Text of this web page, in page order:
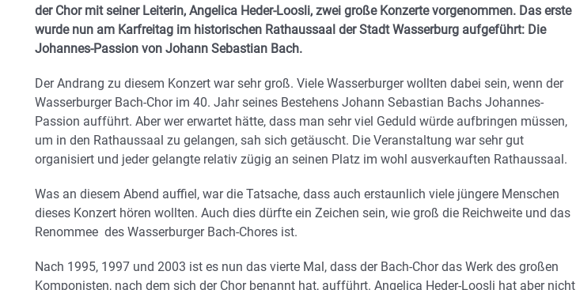
der Chor mit seiner Leiterin, Angelica Heder-Loosli, zwei große Konzerte vorgenommen. Das erste
wurde nun am Karfreitag im historischen Rathaussaal der Stadt Wasserburg aufgeführt: Die
Johannes-Passion von Johann Sebastian Bach.
Der Andrang zu diesem Konzert war sehr groß. Viele Wasserburger wollten dabei sein, wenn der
Wasserburger Bach-Chor im 40. Jahr seines Bestehens Johann Sebastian Bachs Johannes-
Passion aufführt. Aber wer erwartet hätte, dass man sehr viel Geduld würde aufbringen müssen,
um in den Rathaussaal zu gelangen, sah sich getäuscht. Die Veranstaltung war sehr gut
organisiert und jeder gelangte relativ zügig an seinen Platz im wohl ausverkauften Rathaussaal.
Was an diesem Abend auffiel, war die Tatsache, dass auch erstaunlich viele jüngere Menschen
dieses Konzert hören wollten. Auch dies dürfte ein Zeichen sein, wie groß die Reichweite und das
Renommee des Wasserburger Bach-Chores ist.
Nach 1995, 1997 und 2003 ist es nun das vierte Mal, dass der Bach-Chor das Werk des großen
Komponisten, nach dem sich der Chor benannt hat, aufführt. Angelica Heder-Loosli hat aber nicht